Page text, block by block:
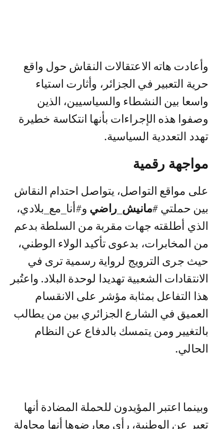
وأعادت هاته الاعتقالات النقاش حول واقع
حرية التعبير في الجزائر، وأثارت استياء
واسعا بين النشطاء والسياسيين، الذين
وصفوا هذه الإجراءات بأنها انتكاسة خطيرة
تهدد التعددية السياسية.
مواجهة رقمية
على مواقع التواصل، يتواصل احتدام النقاش
بين حملتي #مانيش_راضي و#أنا_مع_بلادي،
الذي أطلقته جهات مقربة من السلطة بدعم
من المخابرات، بدعوى تأكيد الولاء الوطني،
حيث جرى الترويج لرواية رسمية ترى في
الانتقادات الشعبية تهديدا لوحدة البلاد. واعتُبر
هذا التفاعل بمثابة مؤشر على الانقسام
العميق في الشارع الجزائري بين من يطالب
بالتغيير ومن يتمسك بالدفاع عن النظام
الحالي.
وبينما اعتبر المؤيدون للحملة المضادة أنها
تعبر عن الوطنية، رأى معارضوها أنها محاولة